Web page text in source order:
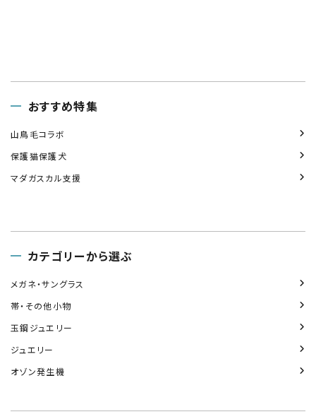
おすすめ特集
山鳥毛コラボ
保護猫保護犬
マダガスカル支援
カテゴリーから選ぶ
メガネ・サングラス
帯・その他小物
玉鋼ジュエリー
ジュエリー
オゾン発生機